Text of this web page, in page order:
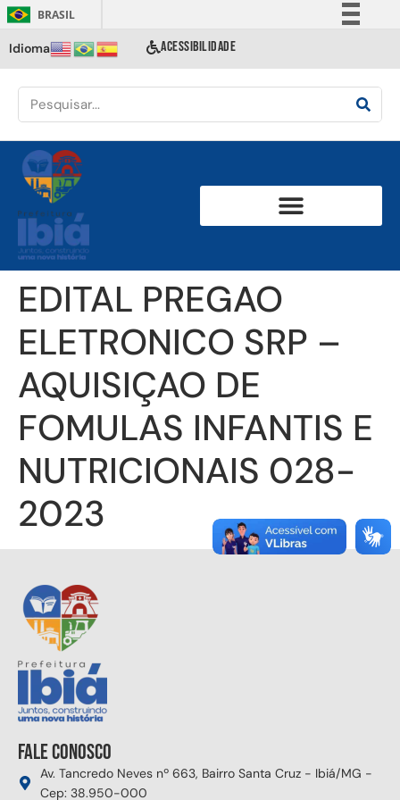
BRASIL
Comunica BR
Acesso à informação
Idioma ACESSIBILIDADE
EDITAL PREGAO
ELETRONICO SRP –
AQUISIÇAO DE
FOMULAS INFANTIS E
NUTRICIONAIS 028-
2023
Fale conosco
Av. Tancredo Neves nº 663, Bairro Santa Cruz - Ibiá/MG -
Cep: 38.950-000